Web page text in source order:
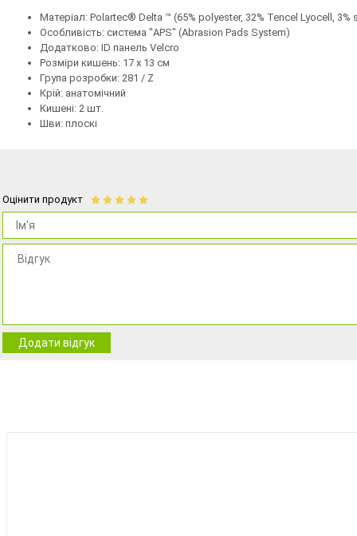
Матеріал: Polartec® Delta ™ (65% polyester, 32% Tencel Lyocell, 3%
Особливість: система "APS" (Abrasion Pads System)
Додатково: ID панель Velcro
Розміри кишень: 17 х 13 см
Група розробки: 281 / Z
Крій: анатомічний
Кишені: 2 шт.
Шви: плоскі
Оцінити продукт
Додати відгук